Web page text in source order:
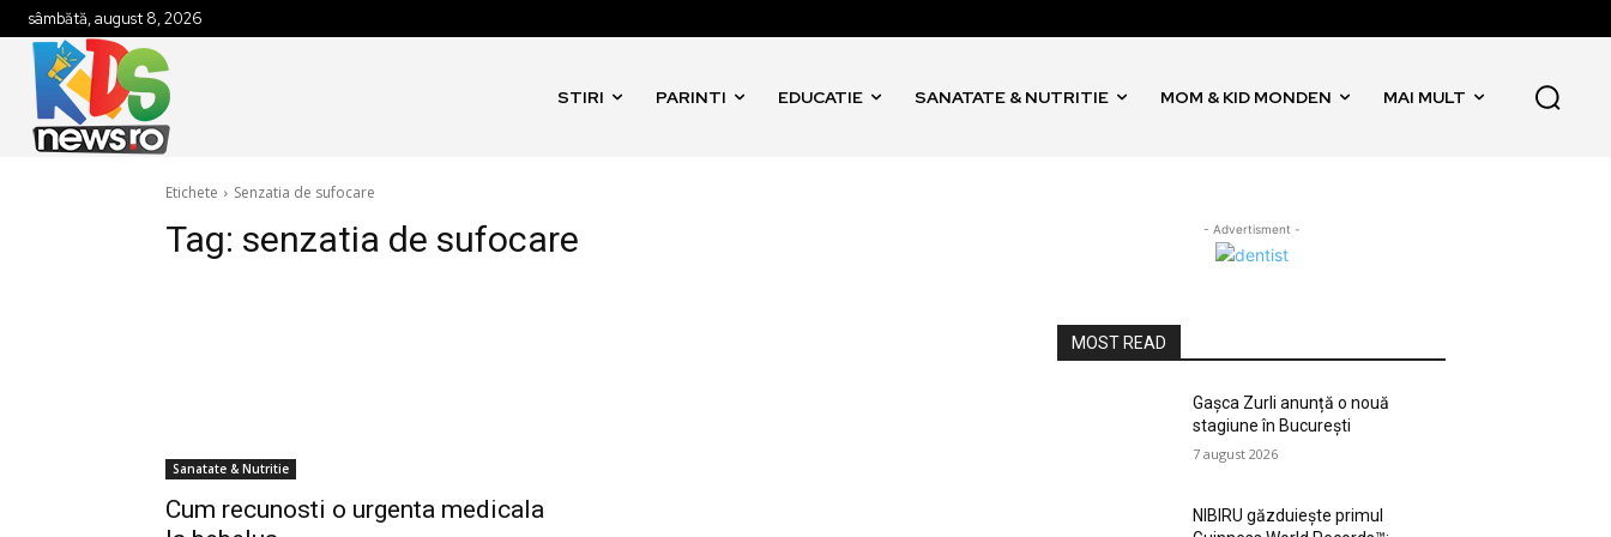
sâmbătă, august 8, 2026
STIRI PARINTI EDUCATIE SANATATE & NUTRITIE MOM & KID MONDEN MAI MULT
Etichete Senzatia de sufocare
Tag: senzatia de sufocare
Sanatate & Nutritie
Cum recunosti o urgenta medicala
- Advertisment -
MOST READ
Gașca Zurli anunță o nouă
stagiune în București
7 august 2026
NIBIRU găzduiește primul